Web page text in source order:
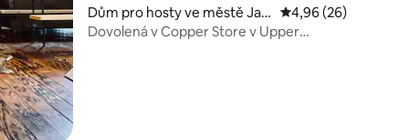
Dům pro hosty ve městě Jac
ksonville
Průměrné hodnocení
4,96 (26)
Dovolená v Copper Store v Upper